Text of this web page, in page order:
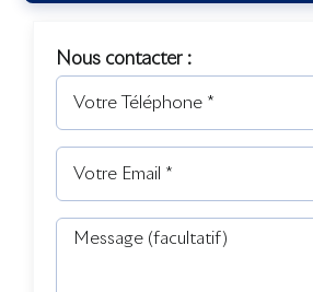
Nous contacter :